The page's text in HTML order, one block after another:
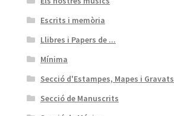
Escrits i memòria
Llibres i Papers de ...
Mínima
Secció d'Estampes, Mapes i Gravats
Secció de Manuscrits